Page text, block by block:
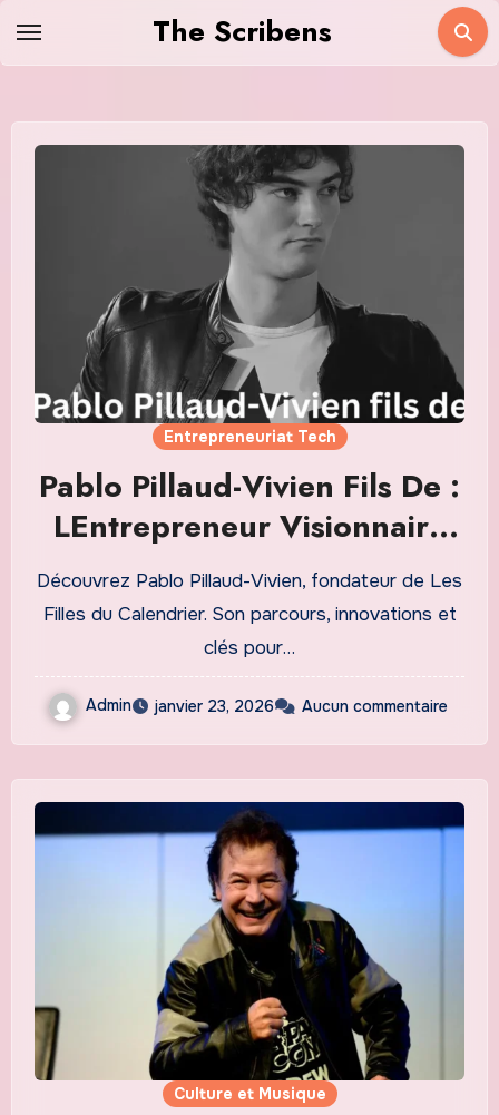
The Scribens
Entrepreneuriat Tech
Pablo Pillaud-Vivien Fils De :
LEntrepreneur Visionnaire
derrière Les Filles du
Calendrier
Découvrez Pablo Pillaud-Vivien, fondateur de Les
Filles du Calendrier. Son parcours, innovations et
clés pour…
Admin janvier 23, 2026 Aucun commentaire
Culture et Musique